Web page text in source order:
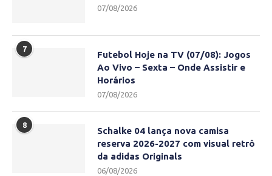
07/08/2026
7
Futebol Hoje na TV (07/08): Jogos
Ao Vivo – Sexta – Onde Assistir e
Horários
07/08/2026
8
Schalke 04 lança nova camisa
reserva 2026-2027 com visual retrô
da adidas Originals
06/08/2026